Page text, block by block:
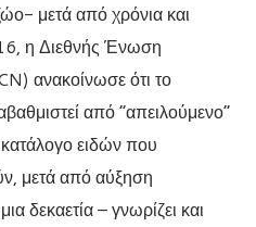
μετά από χρόνια και
η Διεθνής Ένωση
ανακοίνωσε ότι το
από “απειλούμενο”
ειδών που
μετά από αύξηση
δεκαετία – γνωρίζει και